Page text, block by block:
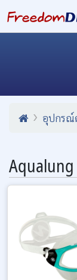
อุปกรณ์
Aqualung